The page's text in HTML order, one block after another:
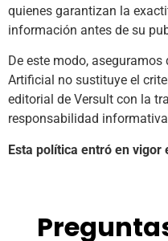
quienes garantizan la
información antes de su
De este modo,
Artificial no sustituye el
editorial de Versult con la
responsabilidad
Esta política entró en vigor